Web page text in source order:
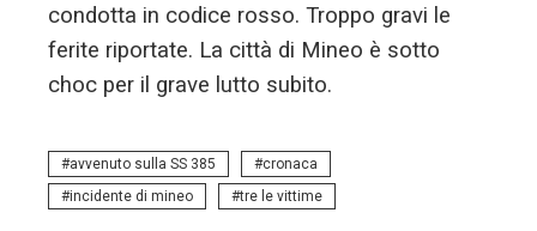
condotta in codice rosso. Troppo gravi le
ferite riportate. La città di Mineo è sotto
choc per il grave lutto subito.
avvenuto sulla SS 385
cronaca
incidente di mineo
tre le vittime